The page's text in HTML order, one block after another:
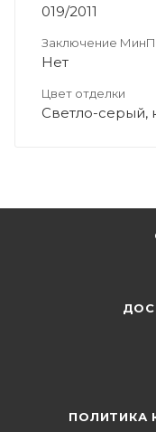
019/2011
Заключение
Нет
Цвет отделки
Светло-серый,
ПОЛИТИКА